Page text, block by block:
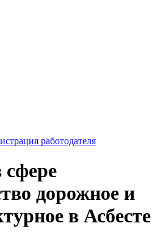
работодателя
дорожное и
в Асбесте